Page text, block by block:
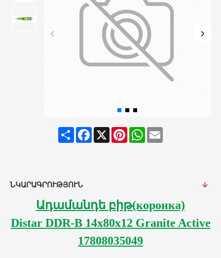
ShareFacebook
X PinterestWhatsApp
Email
ՆԿԱՐԱԳՐՈՒԹՅՈՒՆ
Ադամանդե բիթ(коронка)
Distar DDR-B 14x80x12 Granite Active
17808035049